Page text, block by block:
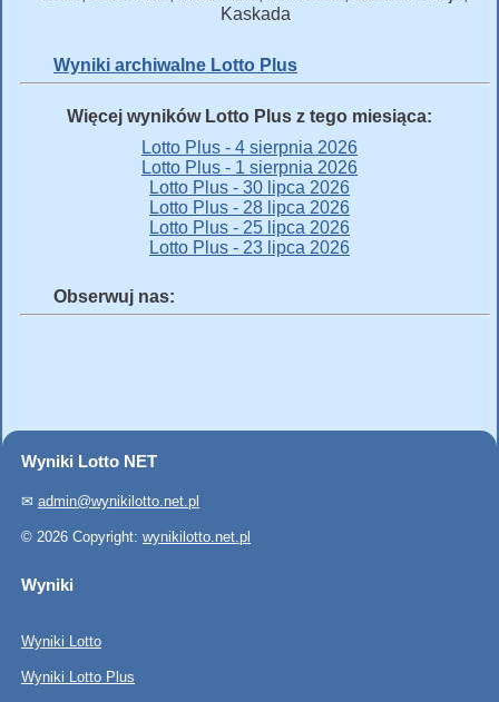
Kaskada
Wyniki archiwalne Lotto Plus
Więcej wyników Lotto Plus z tego miesiąca:
Lotto Plus - 4 sierpnia 2026
Lotto Plus - 1 sierpnia 2026
Lotto Plus - 30 lipca 2026
Lotto Plus - 28 lipca 2026
Lotto Plus - 25 lipca 2026
Lotto Plus - 23 lipca 2026
Obserwuj nas:
Wyniki Lotto NET
✉ admin@wynikilotto.net.pl
© 2026 Copyright: wynikilotto.net.pl
Wyniki
Wyniki Lotto
Wyniki Lotto Plus